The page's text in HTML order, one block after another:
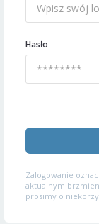
Hasło
Zalogowanie
aktualnym
prosimy o